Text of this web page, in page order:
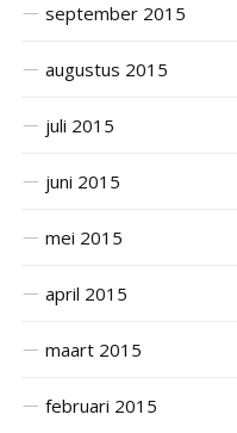
september 2015
augustus 2015
juli 2015
juni 2015
mei 2015
april 2015
maart 2015
februari 2015